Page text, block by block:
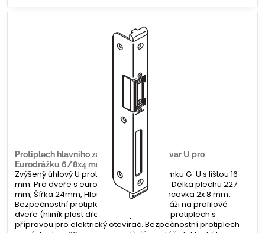
Protiplech hlavního zámku G-U úhlový tvar U pro
Eurodrážku 6/8x4 mm
Zvýšený úhlový U protiplech hlavního zámku G-U s lištou 16
mm. Pro dveře s eurodrážkou 6/8x4 mm Délka plechu 227
mm, Šířka 24mm, Hloubka 6/33 mm. Koncovka 2x 8 mm.
Bezpečnostní protiplech. Určeno k montáži na profilové
dveře (hliník plast dřevo). Bezpečnostní protiplech s
přípravou pro elektrický otevírač. Bezpečnostní protiplech